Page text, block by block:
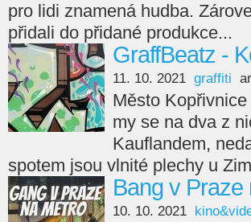
pro lidi znamená hudba.
přidali do přidané produkce...
GraffBeatz -
11. 10. 2021 graffiti
Město
my se na dva z
Kauflandem,
spotem jsou vlnité plechy u
Bang v Praze
10. 10. 2021